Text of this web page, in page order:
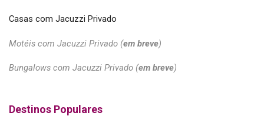
Casas com Jacuzzi Privado
Motéis com Jacuzzi Privado (em breve)
Bungalows com Jacuzzi Privado (em breve)
Destinos Populares